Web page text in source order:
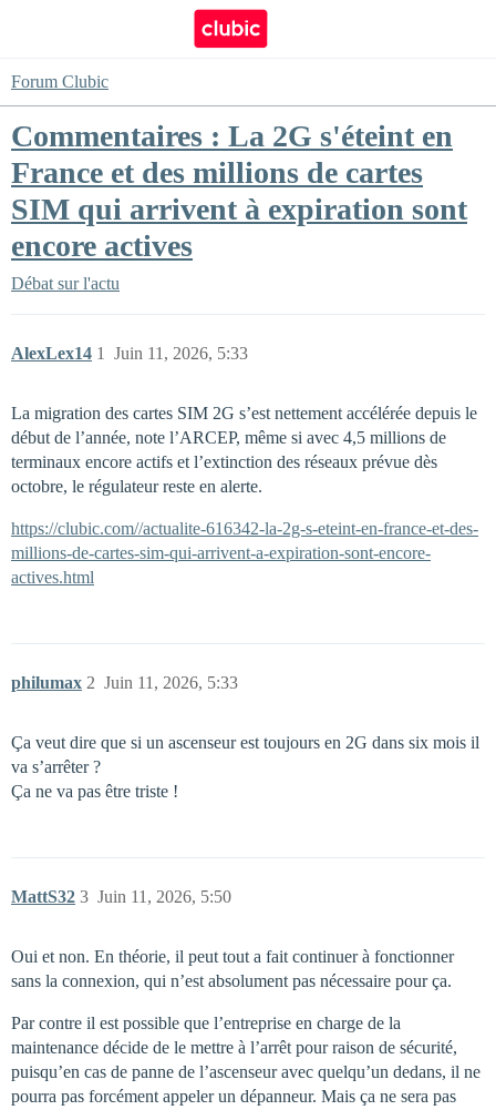
Forum Clubic
Commentaires : La 2G s'éteint en
France et des millions de cartes
SIM qui arrivent à expiration sont
encore actives
Débat sur l'actu
AlexLex14 Juin 11, 2026, 5:33
1
La migration des cartes SIM 2G s’est nettement accélérée depuis le
début de l’année, note l’ARCEP, même si avec 4,5 millions de
terminaux encore actifs et l’extinction des réseaux prévue dès
octobre, le régulateur reste en alerte.
https://clubic.com//actualite-616342-la-2g-s-eteint-en-france-et-des-
millions-de-cartes-sim-qui-arrivent-a-expiration-sont-encore-
actives.html
philumax Juin 11, 2026, 5:33
2
Ça veut dire que si un ascenseur est toujours en 2G dans six mois il
va s’arrêter ?
Ça ne va pas être triste !
MattS32 Juin 11, 2026, 5:50
3
Oui et non. En théorie, il peut tout a fait continuer à fonctionner
sans la connexion, qui n’est absolument pas nécessaire pour ça.
Par contre il est possible que l’entreprise en charge de la
maintenance décide de le mettre à l’arrêt pour raison de sécurité,
puisqu’en cas de panne de l’ascenseur avec quelqu’un dedans, il ne
pourra pas forcément appeler un dépanneur. Mais ça ne sera pas